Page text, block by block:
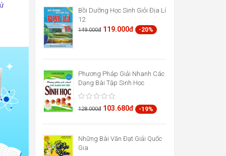
Bồi Dưỡng Học Sinh Giỏi Địa Lí
12
149.000đ 119.000đ -20%
Phương Pháp Giải Nhanh Các
Dạng Bài Tập Sinh Học
128.000đ 103.680đ -19%
Những Bài Văn Đạt Giải Quốc
Gia